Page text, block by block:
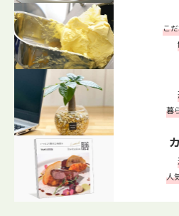
こ
暮
人